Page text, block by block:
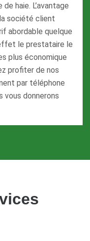
haie. L’avantage
société client
abordable quelque
le prestataire le
plus économique
profiter de nos
par téléphone
vous donnerons